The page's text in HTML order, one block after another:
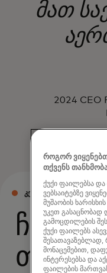
მათ
2024 CEO
ᲙᲔᲗᲘᲚᲘ ᲜᲔᲑᲘᲡ ᲫᲐᲚᲐ
ჩვენი
როგორ
თქვენს
ქუქი ფაილებსა და
ვებსაიტებზე
მუშაობის
უკეთ გასაცნობად
გამოცდილების
ქუქი ფაილებს
შესათავაზებლად,
მონაცემებით,
ინტერესებსა და
ფაილების